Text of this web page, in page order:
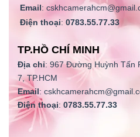
Email:
Điện thoại: 0783.55.77.33
TP.HỒ CHÍ MINH
Địa chỉ: 967 Đường Huỳnh Tấn
7, TP.HCM
Email:
Điện thoại: 0783.55.77.33